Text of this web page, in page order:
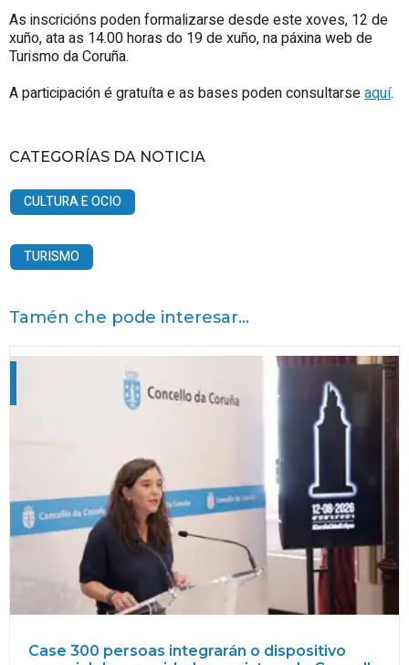
As inscricións poden formalizarse desde este xoves, 12 de
xuño, ata as 14.00 horas do 19 de xuño, na páxina web de
Turismo da Coruña.
A participación é gratuíta e as bases poden consultarseaquí.
CATEGORÍAS DA NOTICIA
CULTURA E OCIO
TURISMO
Tamén che pode interesar...
Case 300 persoas integrarán o dispositivo